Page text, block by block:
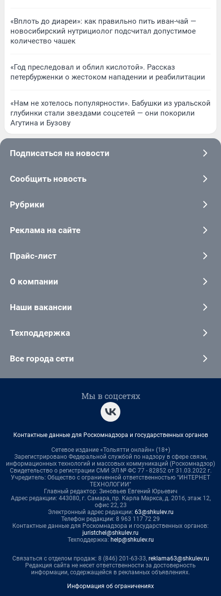
«Вплоть до диареи»: как правильно пить иван-чай —
новосибирский нутрициолог подсчитал допустимое
количество чашек
«Год преследовал и облил кислотой». Рассказ
петербурженки о жестоком нападении и реабилитации
«Нам не хотелось популярности». Бабушки из уральской
глубинки стали звездами соцсетей — они покорили
Агутина и Бузову
Подписаться на новости
Сообщить новость
Рубрики
Реклама на сайте
Прайс-лист
О компании
Наши вакансии
Техподдержка
Все города сети
Мы в соцсетях
Контактные данные для Роскомнадзора и государственных органов
Сетевое издание «Тольятти онлайн» (18+)
Зарегистрировано Федеральной службой по надзору в сфере связи,
информационных технологий и массовых коммуникаций (Роскомнадзор)
Свидетельство о регистрации СМИ ЭЛ № ФС 77 - 82852 от 31.03.2022 г.
Учредитель: Общество с ограниченной ответственностью "ИНТЕРНЕТ
ТЕХНОЛОГИИ"
Главный редактор: Зиновьев Евгений Юрьевич
Адрес редакции: 443080, г. Самара, пр. Карла Маркса, д. 201б, этаж 12,
офис 22, 23
Электронный адрес редакции: 63@shkulev.ru
Телефон редакции: 8 963 117 72 29
Контактные данные для Роскомнадзора и государственных органов:
juristchel@shkulev.ru
Техподдержка: help@shkulev.ru
Связаться с отделом продаж: 8 (846) 201-63-33, reklama63@shkulev.ru
Редакция сайта не несет ответственности за достоверность
информации, содержащейся в рекламных объявлениях.
Информация об ограничениях